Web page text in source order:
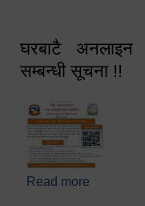
घरबाटै अनलाइन
सम्बन्धी सूचना !!
Read more